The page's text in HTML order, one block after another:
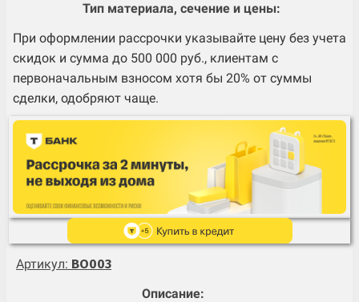
Тип материала, сечение и цены:
При оформлении рассрочки указывайте цену без учета
скидок и сумма до 500 000 руб., клиентам с
первоначальным взносом хотя бы 20% от суммы
сделки, одобряют чаще.
Артикул: BO003
Описание: